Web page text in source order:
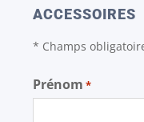
ACCESSOIRES
* Champs
Prénom *